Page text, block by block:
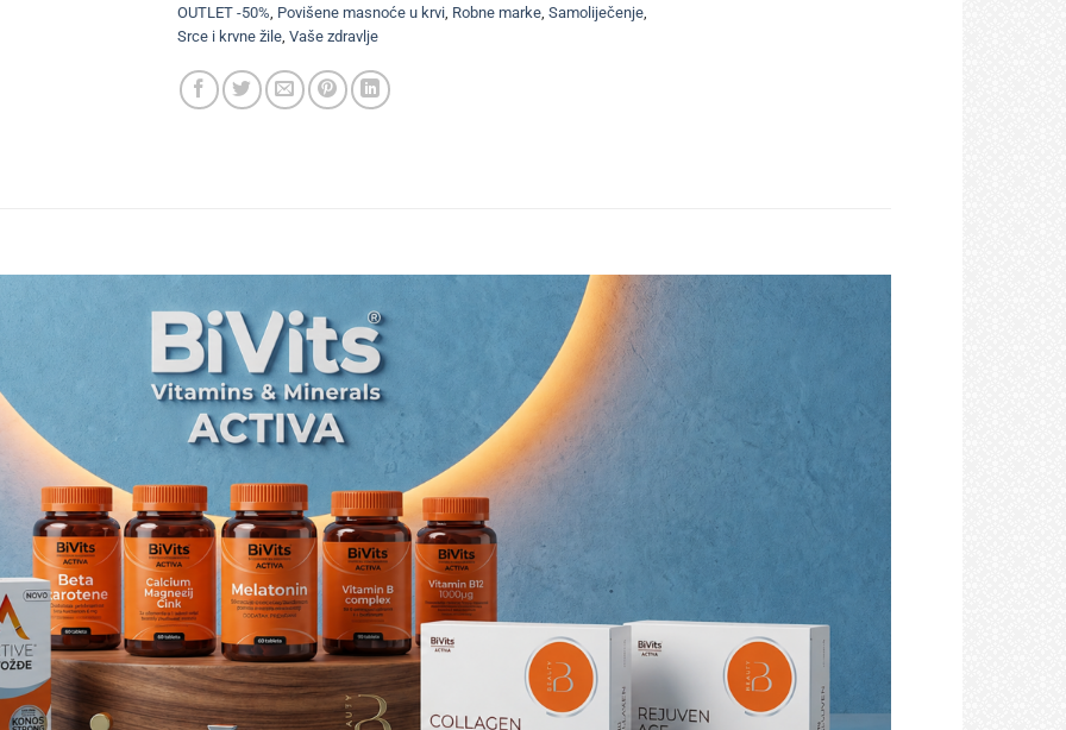
OUTLET -50%, Povišene masnoće u krvi, Robne marke, Samoliječenje,
Srce i krvne žile, Vaše zdravlje